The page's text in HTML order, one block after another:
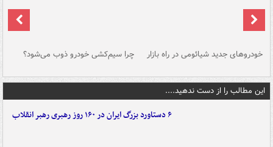
خودروهای جدید شیائومی در راه بازار چرا سیم‌کشی خودرو ذوب می‌شود؟
این مطالب را از دست ندهید....
۶ دستاورد بزرگ ایران در ۱۶۰ روز رهبری رهبر انقلاب